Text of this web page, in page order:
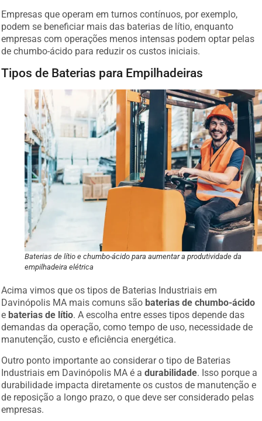
Empresas que operam em turnos contínuos, por exemplo,
podem se beneficiar mais das baterias de lítio, enquanto
empresas com operações menos intensas podem optar pelas
de chumbo-ácido para reduzir os custos iniciais.
Tipos de Baterias para Empilhadeiras
Baterias de lítio e chumbo-ácido para aumentar a produtividade da
empilhadeira elétrica
Acima vimos que os tipos de Baterias Industriais em
Davinópolis MA mais comuns são baterias de chumbo-ácido
e baterias de lítio . A escolha entre esses tipos depende das
demandas da operação, como tempo de uso, necessidade de
manutenção, custo e eficiência energética.
Outro ponto importante ao considerar o tipo de Baterias
Industriais em Davinópolis MA é adurabilidade . Isso porque a
durabilidade impacta diretamente os custos de manutenção e
de reposição a longo prazo, o que deve ser considerado pelas
empresas.